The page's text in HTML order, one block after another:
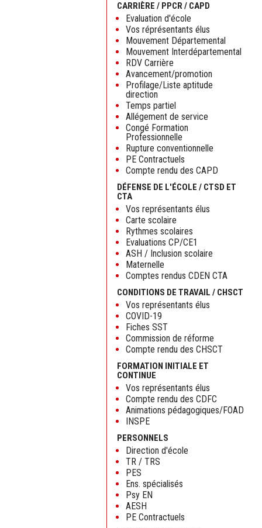
CARRIÈRE / PPCR / CAPD
Evaluation d'école
Vos réprésentants élus
Mouvement Départemental
Mouvement Interdépartemental
RDV Carrière
Avancement/promotion
Profilage/Liste aptitude
direction
Temps partiel
Allégement de service
Congé Formation
Professionnelle
Rupture conventionnelle
PE Contractuels
Compte rendu des CAPD
DÉFENSE DE L'ÉCOLE / CTSD ET
CTA
Vos représentants élus
Carte scolaire
Rythmes scolaires
Evaluations CP/CE1
ASH / Inclusion scolaire
Maternelle
Comptes rendus CDEN CTA
CONDITIONS DE TRAVAIL / CHSCT
Vos représentants élus
COVID-19
Fiches SST
Commission de réforme
Compte rendu des CHSCT
FORMATION INITIALE ET
CONTINUE
Vos représentants élus
Compte rendu des CDFC
Animations pédagogiques/FOAD
INSPE
PERSONNELS
Direction d'école
TR / TRS
PES
Ens. spécialisés
Psy EN
AESH
PE Contractuels